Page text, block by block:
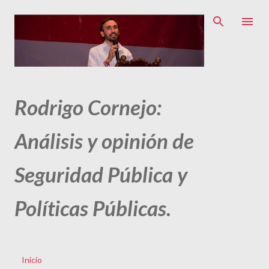
Ir al contenido principal
Rodrigo Cornejo:
Análisis y opinión de
Seguridad Pública y
Políticas Públicas.
Inicio